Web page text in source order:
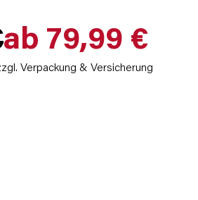
ab 79,99 €
Verpackung & Versicherung